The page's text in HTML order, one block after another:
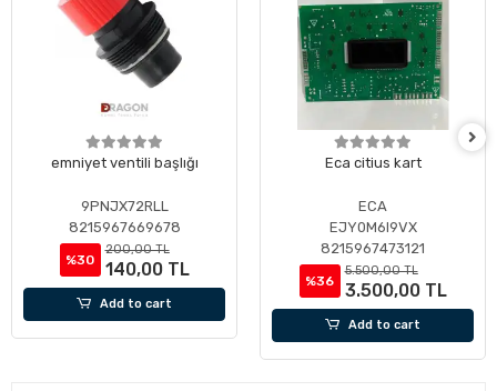
emniyet ventili başlığı
9PNJX72RLL
8215967669678
%30
200,00 TL
140,00 TL
Add to cart
Eca citius kart
ECA
EJY0M6I9VX
8215967473121
%36
5.500,00 TL
3.500,00 TL
Add to cart